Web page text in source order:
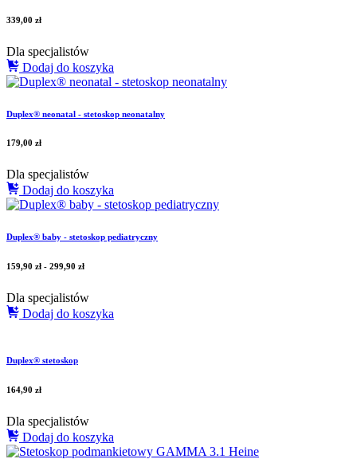
339,00 zł
Dla specjalistów
Dodaj do koszyka
Duplex® neonatal - stetoskop neonatalny
179,00 zł
Dla specjalistów
Dodaj do koszyka
Duplex® baby - stetoskop pediatryczny
159,90 zł - 299,90 zł
Dla specjalistów
Dodaj do koszyka
Duplex® stetoskop
164,90 zł
Dla specjalistów
Dodaj do koszyka